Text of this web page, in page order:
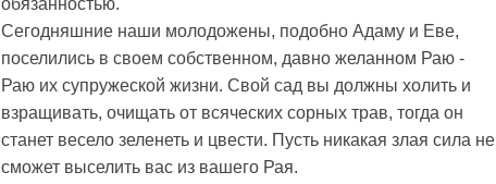
обязанностью.
Сегодняшние наши молодожены, подобно Адаму и Еве,
поселились в своем собственном, давно желанном Раю -
Раю их супружеской жизни. Свой сад вы должны холить и
взращивать, очищать от всяческих сорных трав, тогда он
станет весело зеленеть и цвести. Пусть никакая злая сила не
сможет выселить вас из вашего Рая.